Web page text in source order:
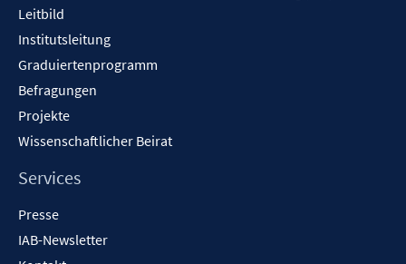
Leitbild
Institutsleitung
Graduiertenprogramm
Befragungen
Projekte
Wissenschaftlicher Beirat
Services
Presse
IAB-Newsletter